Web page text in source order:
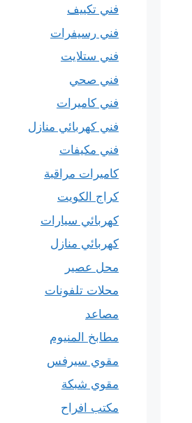
فني تكييف
فني رسيفرات
فني ستلايت
فني صحي
فني كاميرات
فني كهربائي منازل
فني مكيفات
كاميرات مراقبة
كراج الكويت
كهربائي سيارات
كهربائي منازل
محل عصير
محلات تلفونات
مصاعد
مطابخ المنيوم
مقوي سيرفس
مقوي شبكة
مكتب افراح